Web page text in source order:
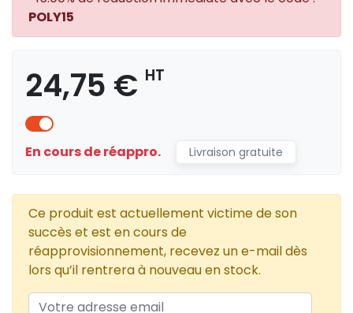
POLY15
24,75 € HT
En cours de réappro. Livraison gratuite
Ce produit est actuellement victime de son
succès et est en cours de
réapprovisionnement, recevez un e-mail dès
lors qu’il rentrera à nouveau en stock.